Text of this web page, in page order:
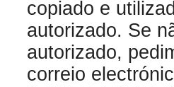
copiado e
autorizado. Se
autorizado,
correio